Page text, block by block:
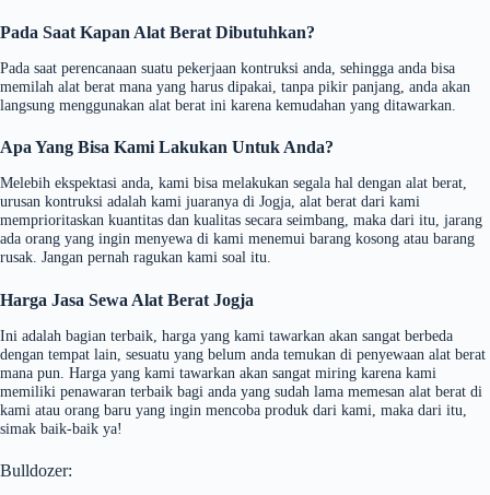
Pada Saat Kapan Alat Berat Dibutuhkan?
Pada saat perencanaan suatu pekerjaan kontruksi anda, sehingga anda bisa
memilah alat berat mana yang harus dipakai, tanpa pikir panjang, anda akan
langsung menggunakan alat berat ini karena kemudahan yang ditawarkan.
Apa Yang Bisa Kami Lakukan Untuk Anda?
Melebih ekspektasi anda, kami bisa melakukan segala hal dengan alat berat,
urusan kontruksi adalah kami juaranya di Jogja, alat berat dari kami
memprioritaskan kuantitas dan kualitas secara seimbang, maka dari itu, jarang
ada orang yang ingin menyewa di kami menemui barang kosong atau barang
rusak. Jangan pernah ragukan kami soal itu.
Harga Jasa Sewa Alat Berat Jogja
Ini adalah bagian terbaik, harga yang kami tawarkan akan sangat berbeda
dengan tempat lain, sesuatu yang belum anda temukan di penyewaan alat berat
mana pun. Harga yang kami tawarkan akan sangat miring karena kami
memiliki penawaran terbaik bagi anda yang sudah lama memesan alat berat di
kami atau orang baru yang ingin mencoba produk dari kami, maka dari itu,
simak baik-baik ya!
Bulldozer: